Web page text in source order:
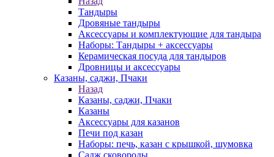
Тандыры
Дровяные тандыры
Аксессуары и комплектующие для тандыра
Наборы: Тандыры + аксессуары
Керамическая посуда для тандыров
Дровницы и аксессуары
Казаны, саджи, Пчаки
Назад
Казаны, саджи, Пчаки
Казаны
Аксессуары для казанов
Печи под казан
Наборы: печь, казан с крышкой, шумовка
Садж сковороды